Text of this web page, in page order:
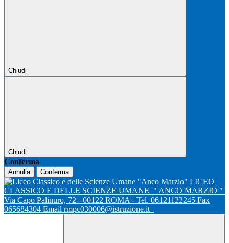
Chiudi
Chiudi
Conferma
Annulla Conferma
LICEO
CLASSICO E DELLE SCIENZE UMANE " ANCO MARZIO "
Via Capo Palinuro, 72 - 00122 ROMA - Tel. 06121122245 Fax
065684304 Email rmpc030006@istruzione.it